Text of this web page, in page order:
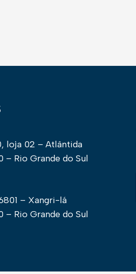
loja 02 – Atlântida
– Rio Grande do Sul
– Xangri-lá
– Rio Grande do Sul